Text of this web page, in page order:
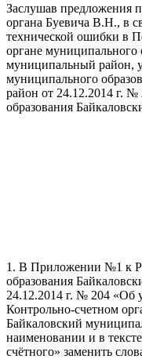
Заслушав предложения
органа Буевича В.Н., в
технической ошибки в
органе муниципального
муниципальный район,
муниципального
район от 24.12.2014 г.
образования
1. В Приложении №1 к
образования
24.12.2014 г. № 204 «Об
Контрольно-счетном
Байкаловский
наименовании и в
счётного» заменить